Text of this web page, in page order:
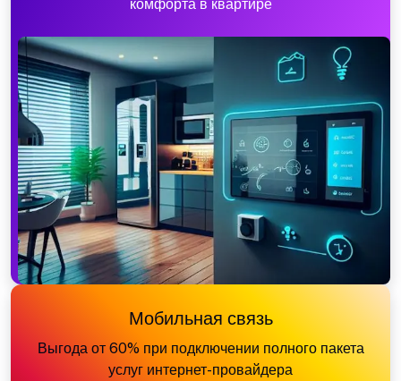
комфорта в квартире
Мобильная связь
Выгода от 60% при подключении полного пакета
услуг интернет-провайдера